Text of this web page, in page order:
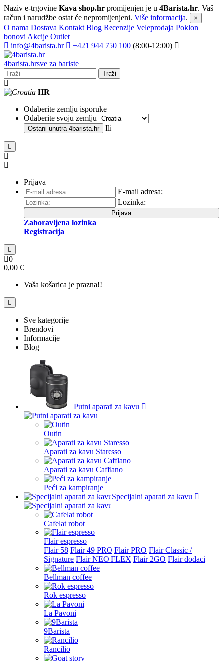
Naziv e-trgovine Kava shop.hr promijenjen je u 4Barista.hr. Vaš
račun i narudžbe ostat će nepromijenjeni. Više informacija. ×
O nama Dostava Kontakt Blog Recenzije Veleprodaja Poklon
bonovi Akcije Outlet
info@4barista.hr
+421 944 750 100 (8:00-12:00)
4barista.hrsve za bariste
Traži
HR
Odaberite zemlju isporuke
Odaberite svoju zemlju
Ostani unutra 4barista.hr Ili
Prijava
E-mail adresa:
Lozinka:
Prijava
Zaboravljena lozinka
Registracija
0
0,00 €
Vaša košarica je prazna!!
Sve kategorije
Brendovi
Informacije
Blog
Putni aparati za kavu
Outin
Aparati za kavu Staresso
Aparati za kavu Cafflano
Peći za kampiranje
Specijalni aparati za kavu
Cafelat robot
Flair espresso
Flair 58 Flair 49 PRO Flair PRO Flair Classic /
Signature Flair NEO FLEX Flair 2GO Flair dodaci
Bellman coffee
Rok espresso
La Pavoni
9Barista
Rancilio